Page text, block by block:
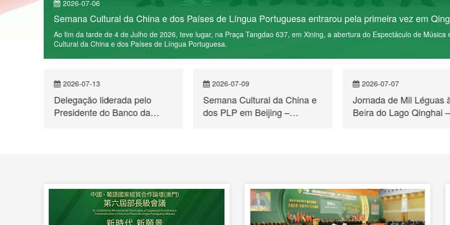
Inaugurou-se em Xining o Encontro de Cooperação Comercial e Cultural Qinghai – Macau
Na manhã do dia 4 de Julho de 2026, com o lema Lusofonia na Rota da Seda, Qinghai e Macau brilham juntos,
Cooperação Comercial e Cultural Qinghai – Macau e Países de Língua Portuguesa, marcando o início das
China e dos Países de Língua Portuguesa em Xining.
2026-07-09
Semana Cultural da China e
dos PLP em Beijing –
2026-07-07
Jornada de Mil Léguas à
Beira do Lago Qinghai —
2026-07-06
Semana Cultural da
dos Países de Língua